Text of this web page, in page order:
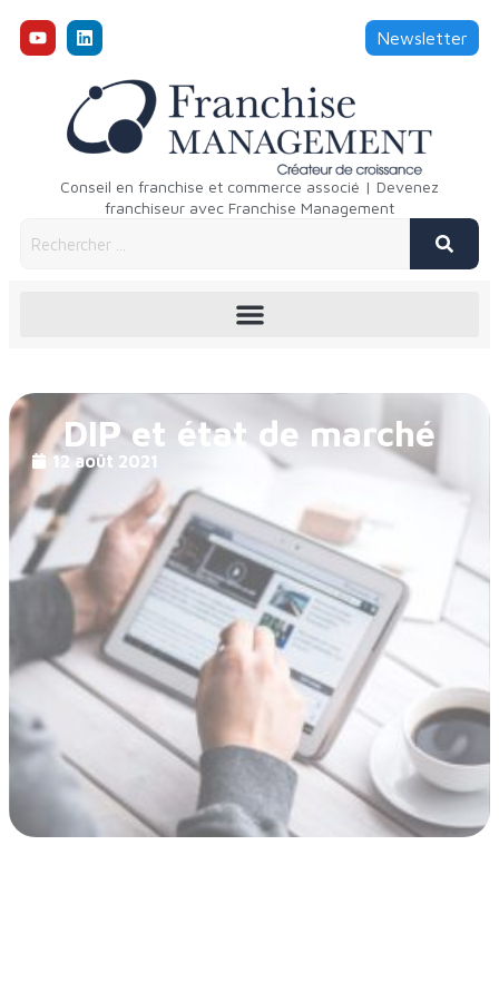
Newsletter
Conseil en franchise et commerce associé | Devenez
franchiseur avec Franchise Management
DIP et état de marché
12 août 2021